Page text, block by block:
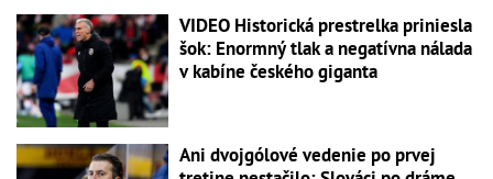
VIDEO Historická prestrelka priniesla
šok: Enormný tlak a negatívna nálada
v kabíne českého giganta
Ani dvojgólové vedenie po prvej